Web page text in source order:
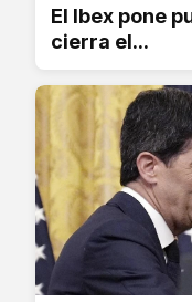
El Ibex pone
cierra el...